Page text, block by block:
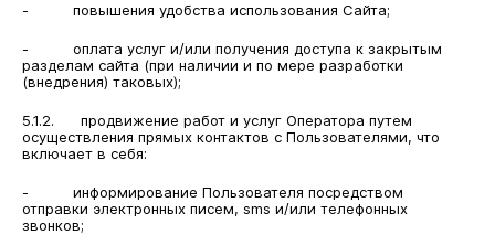
- повышения удобства использования Сайта;
- оплата услуг и/или получения доступа к закрытым
разделам сайта (при наличии и по мере разработки
(внедрения) таковых);
5.1.2. продвижение работ и услуг Оператора путем
осуществления прямых контактов с Пользователями, что
включает в себя:
- информирование Пользователя посредством
отправки электронных писем, sms и/или телефонных
звонков;